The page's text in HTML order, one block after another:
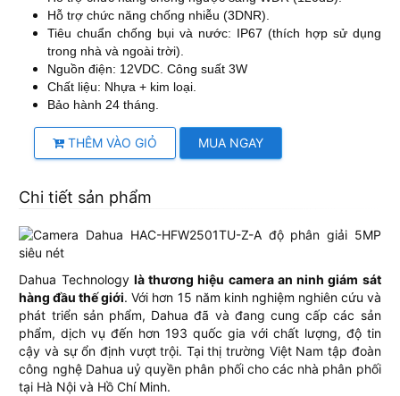
Hỗ trợ chức năng chống nhiễu (3DNR).
Tiêu chuẩn chống bụi và nước: IP67 (thích hợp sử dụng
trong nhà và ngoài trời).
Nguồn điện: 12VDC. Công suất 3W
Chất liệu: Nhựa + kim loại.
Bảo hành 24 tháng.
THÊM VÀO GIỎ MUA NGAY
Chi tiết sản phẩm
Dahua Technology là thương hiệu camera an ninh giám sát
hàng đầu thế giới. Với hơn 15 năm kinh nghiệm nghiên cứu và
phát triển sản phẩm, Dahua đã và đang cung cấp các sản
phẩm, dịch vụ đến hơn 193 quốc gia với chất lượng, độ tin
cậy và sự ổn định vượt trội. Tại thị trường Việt Nam tập đoàn
công nghệ Dahua uỷ quyền phân phối cho các nhà phân phối
tại Hà Nội và Hồ Chí Minh.